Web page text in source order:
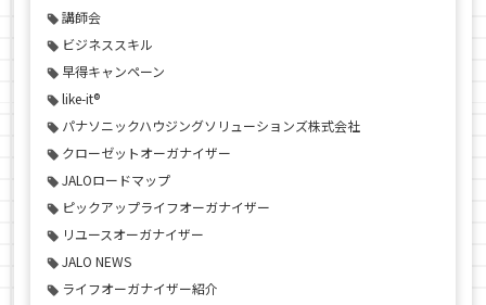
講師会
ビジネススキル
早得キャンペーン
like-it®
パナソニックハウジングソリューションズ株式会社
クローゼットオーガナイザー
JALOロードマップ
ピックアップライフオーガナイザー
リユースオーガナイザー
JALO NEWS
ライフオーガナイザー紹介